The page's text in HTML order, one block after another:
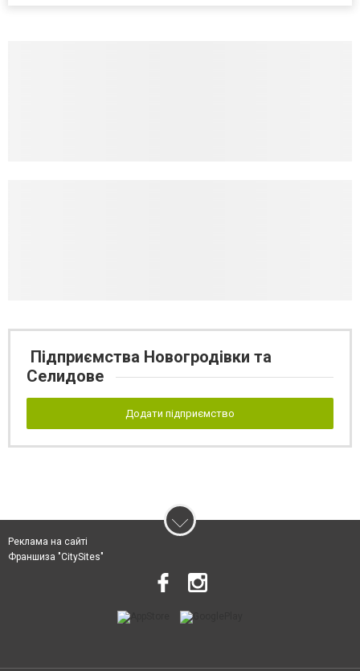
Підприємства Новогродівки та
Селидове
Додати підприємство
Реклама на сайті
Франшиза "CitySites"